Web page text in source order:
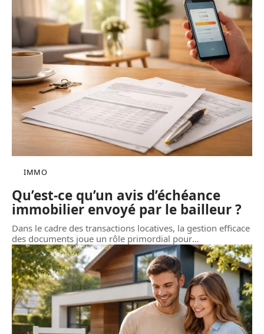
IMMO
Qu’est-ce qu’un avis d’échéance
immobilier envoyé par le bailleur ?
Dans le cadre des transactions locatives, la gestion efficace
des documents joue un rôle primordial pour…